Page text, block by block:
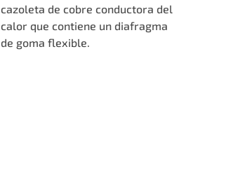
cazoleta de cobre conductora del
calor que contiene un diafragma
de goma flexible.